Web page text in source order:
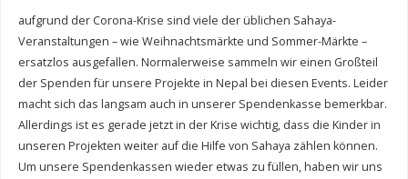
aufgrund der Corona-Krise sind viele der üblichen Sahaya-
Veranstaltungen – wie Weihnachtsmärkte und Sommer-Märkte –
ersatzlos ausgefallen. Normalerweise sammeln wir einen Großteil
der Spenden für unsere Projekte in Nepal bei diesen Events. Leider
macht sich das langsam auch in unserer Spendenkasse bemerkbar.
Allerdings ist es gerade jetzt in der Krise wichtig, dass die Kinder in
unseren Projekten weiter auf die Hilfe von Sahaya zählen können.
Um unsere Spendenkassen wieder etwas zu füllen, haben wir uns